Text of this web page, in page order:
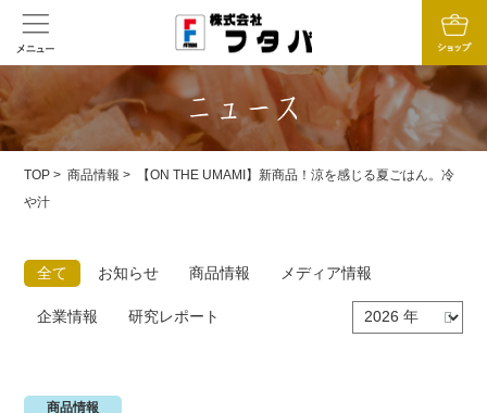
TOP >商品情報 > 【ON THE UMAMI】新商品！涼を感じる夏ごはん。冷
や汁
全て お知らせ 商品情報 メディア情報
企業情報 研究レポート
商品情報